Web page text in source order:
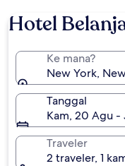
Hotel
Ke mana?
New York,
Tanggal
Kam, 20 Agu -
Traveler
2 traveler, 1